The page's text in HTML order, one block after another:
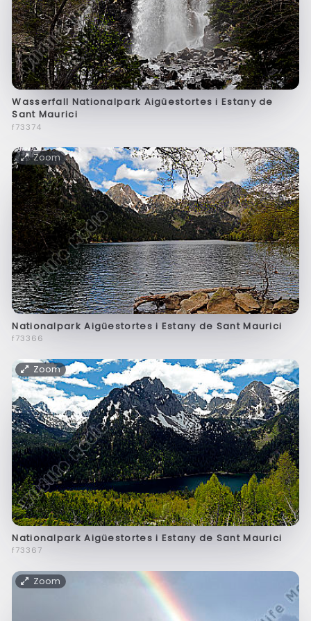
Wasserfall Nationalpark Aigüestortes i Estany de
Sant Maurici
f73374
Zoom
Nationalpark Aigüestortes i Estany de Sant Maurici
f73366
Zoom
Nationalpark Aigüestortes i Estany de Sant Maurici
f73367
Zoom